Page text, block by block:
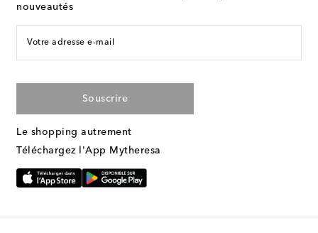
nouveautés
Votre adresse e-mail
Souscrire
Le shopping autrement
Téléchargez l'App Mytheresa